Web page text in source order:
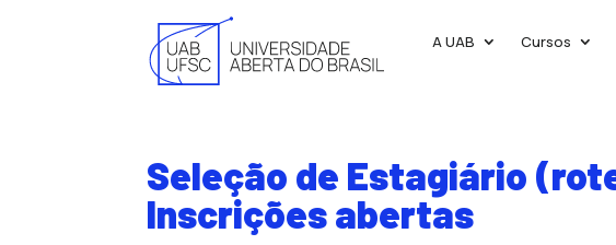
A UAB Cursos
Seleção de Estagiário
Inscrições abertas